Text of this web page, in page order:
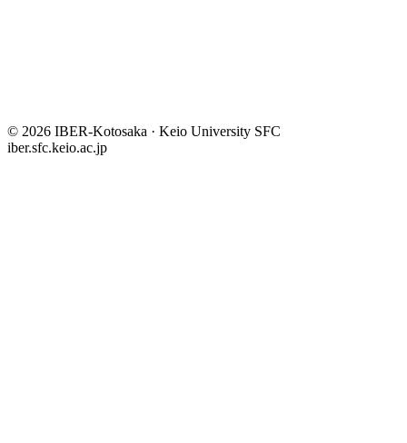
© 2026 IBER-Kotosaka · Keio University SFC
iber.sfc.keio.ac.jp